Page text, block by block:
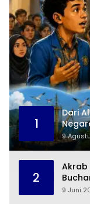
1
Dari
9
2
Akrab
Mirza
9 Juni